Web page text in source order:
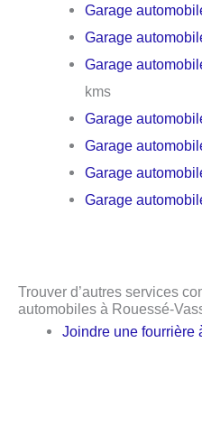
Garage
Garage
Garage
kms
Garage
Garage
Garage
Garage
Trouver d’autres services
automobiles à Rouessé-
Joindre une fourrière